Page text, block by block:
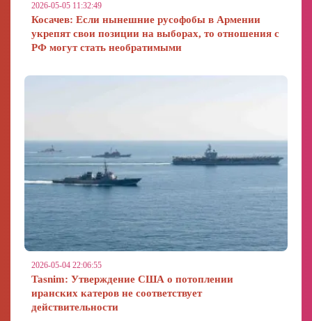
2026-05-05 11:32:49
Косачев: Если нынешние русофобы в Армении
укрепят свои позиции на выборах, то отношения с
РФ могут стать необратимыми
2026-05-04 22:06:55
Tasnim: Утверждение США о потоплении
иранских катеров не соответствует
действительности